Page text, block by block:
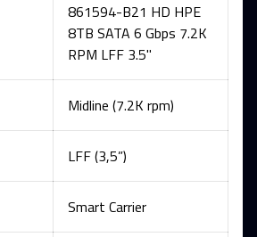
861594-B21 HD HPE
8TB SATA 6 Gbps 7.2K
RPM LFF 3.5"
Midline (7.2K rpm)
LFF (3,5”)
Smart Carrier